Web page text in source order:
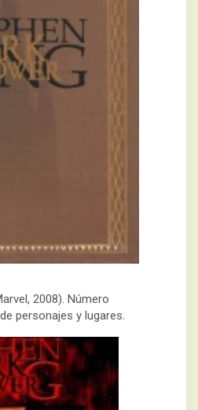
2008). Número
personajes y lugares.